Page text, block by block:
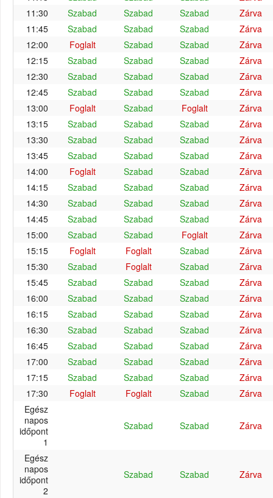
11:30
Szabad Szabad Szabad
Zárva
11:45
Szabad Szabad Szabad
Zárva
12:00
Foglalt Szabad Szabad
Zárva
12:15
Szabad Szabad Szabad
Zárva
12:30
Szabad Szabad Szabad
Zárva
12:45
Szabad Szabad Szabad
Zárva
13:00
Foglalt Szabad Foglalt
Zárva
13:15
Szabad Szabad Szabad
Zárva
13:30
Szabad Szabad Szabad
Zárva
13:45
Szabad Szabad Szabad
Zárva
14:00
Foglalt Szabad Szabad
Zárva
14:15
Szabad Szabad Szabad
Zárva
14:30
Szabad Szabad Szabad
Zárva
14:45
Szabad Szabad Szabad
Zárva
15:00
Szabad Szabad Foglalt
Zárva
15:15
Foglalt Foglalt Szabad
Zárva
15:30
Szabad Foglalt Szabad
Zárva
15:45
Szabad Szabad Szabad
Zárva
16:00
Szabad Szabad Szabad
Zárva
16:15
Szabad Szabad Szabad
Zárva
16:30
Szabad Szabad Szabad
Zárva
16:45
Szabad Szabad Szabad
Zárva
17:00
Szabad Szabad Szabad
Zárva
17:15
Szabad Szabad Szabad
Zárva
17:30
Foglalt Foglalt Szabad
Zárva
Egész
napos
időpont
1
Szabad Szabad Zárva
Egész
napos
időpont
2
Szabad Szabad Zárva